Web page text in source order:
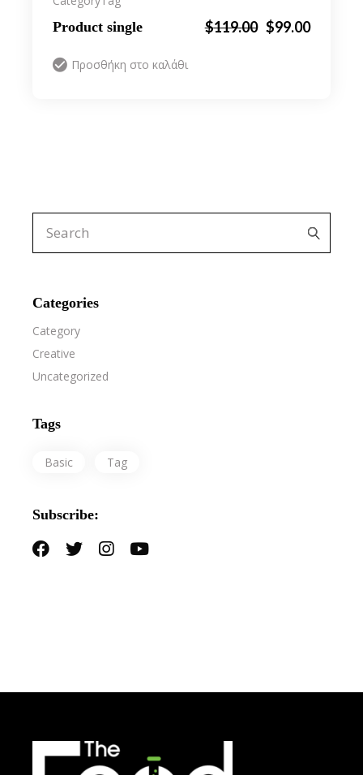
Product single $119.00
Original
price
$99.00
Η
τρέχουσα
Προσθήκη στο καλάθι
Search
for:
Categories
Category
Creative
Uncategorized
Tags
Basic Tag
Subscribe: